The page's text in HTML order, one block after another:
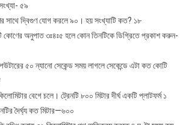
৫৯
সাথে দ্বিগুণ যোগ করলে ৯০। হয় সংখ্যাটি কত? ১৮
কোণের অনুপাত ৩ঃ৪ঃ৫ হলে কোন তিনটিকে ডিগ্রিতে প্রকাশ করুন-
৫০ ন্যানো সেকেন্ড সময় লাগলে সেকেন্ডে এটা কত কোটি
বেগে চলে। ট্রেনটি ৮০০ মিটার দীর্ঘ একটি প্লাটফর্ম ১
দৈর্ঘ্য কত মিটার—৬০০